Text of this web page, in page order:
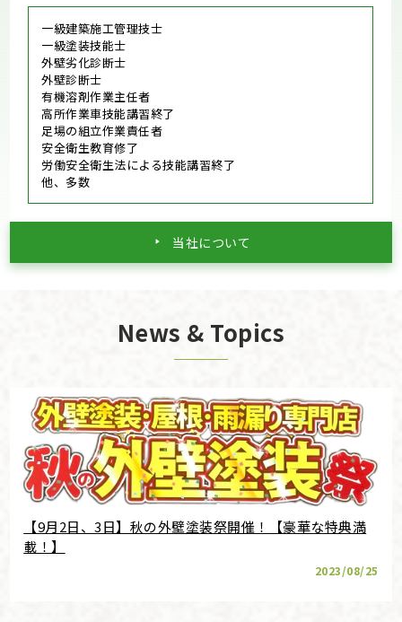
一級建築施工管理技士
一級塗装技能士
外壁劣化診断士
外壁診断士
有機溶剤作業主任者
高所作業車技能講習終了
足場の組立作業責任者
安全衛生教育修了
労働安全衛生法による技能講習終了
他、多数
当社について
News & Topics
【9月2日、3日】秋の外壁塗装祭開催！【豪華な特典満
載！】
2023/08/25